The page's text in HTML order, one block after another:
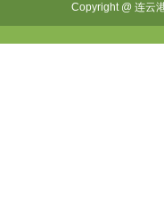
Copyright @ 连云